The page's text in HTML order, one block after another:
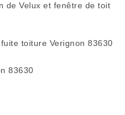
de Velux et fenêtre de toit
toiture Verignon 83630
83630